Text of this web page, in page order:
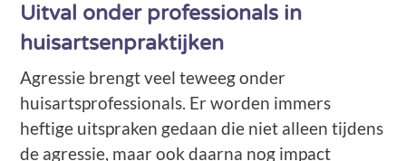
Uitval onder professionals in
huisartsenpraktijken
Agressie brengt veel teweeg onder
huisartsprofessionals. Er worden immers
heftige uitspraken gedaan die niet alleen tijdens
de agressie, maar ook daarna nog impact